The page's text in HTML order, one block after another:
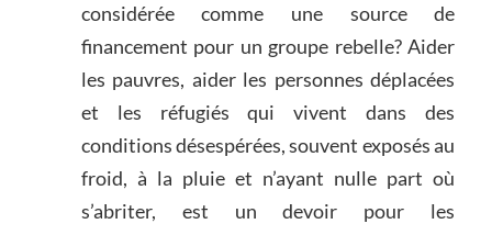
considérée comme une source de
financement pour un groupe rebelle? Aider
les pauvres, aider les personnes déplacées
et les réfugiés qui vivent dans des
conditions désespérées, souvent exposés au
froid, à la pluie et n’ayant nulle part où
s’abriter, est un devoir pour les